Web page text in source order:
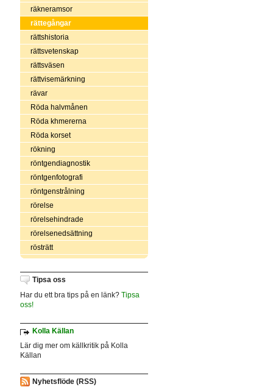
räkneramsor
rättegångar
rättshistoria
rättsvetenskap
rättsväsen
rättvisemärkning
rävar
Röda halvmånen
Röda khmererna
Röda korset
rökning
röntgendiagnostik
röntgenfotografi
röntgenstrålning
rörelse
rörelsehindrade
rörelsenedsättning
rösträtt
Tipsa oss
Har du ett bra tips på en länk? Tipsa
oss!
Kolla Källan
Lär dig mer om källkritik på Kolla
Källan
Nyhetsflöde (RSS)